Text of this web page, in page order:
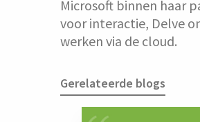
Microsoft binnen haar
voor interactie, Delve
werken via de cloud.
Gerelateerde blogs